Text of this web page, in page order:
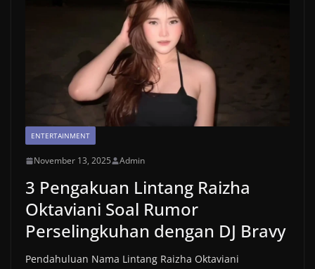
ENTERTAINMENT
November 13, 2025 Admin
3 Pengakuan Lintang Raizha
Oktaviani Soal Rumor
Perselingkuhan dengan DJ Bravy
Pendahuluan Nama Lintang Raizha Oktaviani